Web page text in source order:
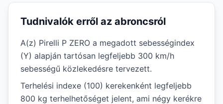
Tudnivalók erről az abroncsról
A(z) Pirelli P ZERO a megadott sebességindex
(Y) alapján tartósan legfeljebb 300 km/h
sebességű közlekedésre tervezett.
Terhelési indexe (100) kerekenként legfeljebb
800 kg terhelhetőséget jelent, ami négy kerékre